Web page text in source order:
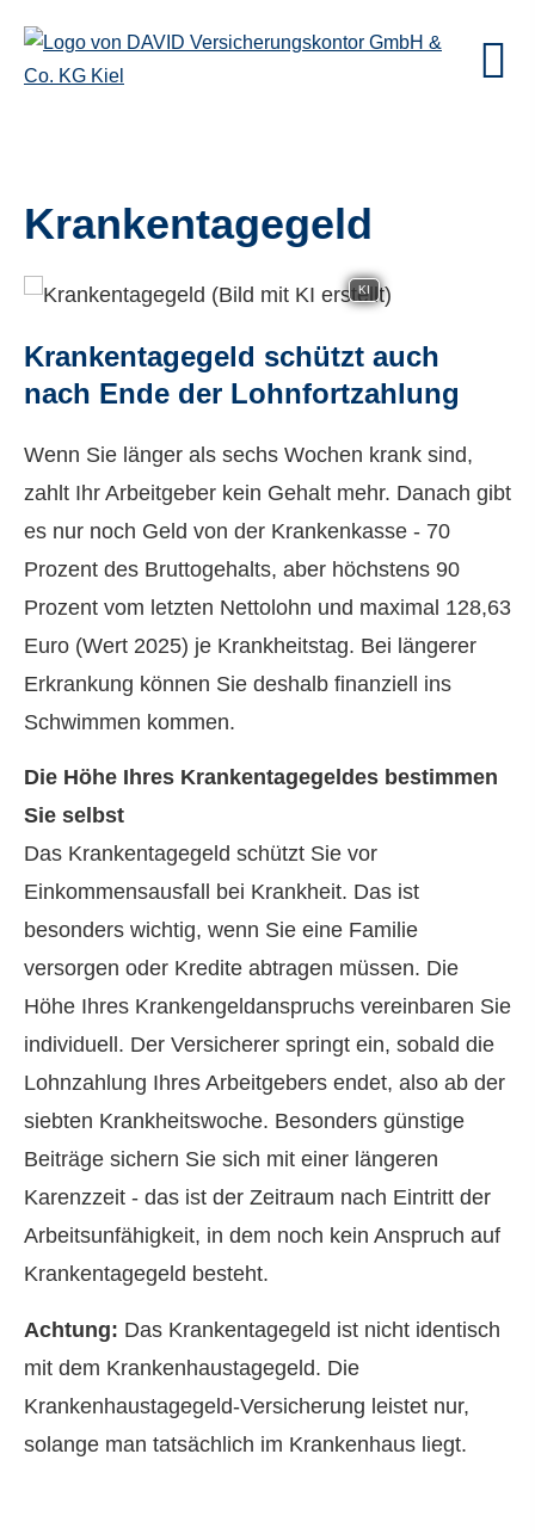
Krankentagegeld
KI
Krankentagegeld schützt auch
nach Ende der Lohnfortzahlung
Wenn Sie länger als sechs Wochen krank sind,
zahlt Ihr Arbeitgeber kein Gehalt mehr. Danach gibt
es nur noch Geld von der Krankenkasse - 70
Prozent des Bruttogehalts, aber höchstens 90
Prozent vom letzten Nettolohn und maximal 128,63
Euro (Wert 2025) je Krankheitstag. Bei längerer
Erkrankung können Sie deshalb finanziell ins
Schwimmen kommen.
Die Höhe Ihres Krankentagegeldes bestimmen
Sie selbst
Das Krankentagegeld schützt Sie vor
Einkommensausfall bei Krankheit. Das ist
besonders wichtig, wenn Sie eine Familie
versorgen oder Kredite abtragen müssen. Die
Höhe Ihres Krankengeldanspruchs vereinbaren Sie
individuell. Der Versicherer springt ein, sobald die
Lohnzahlung Ihres Arbeitgebers endet, also ab der
siebten Krankheitswoche. Besonders günstige
Beiträge sichern Sie sich mit einer längeren
Karenzzeit - das ist der Zeitraum nach Eintritt der
Arbeitsunfähigkeit, in dem noch kein Anspruch auf
Krankentagegeld besteht.
Achtung: Das Krankentagegeld ist nicht identisch
mit dem Krankenhaustagegeld. Die
Krankenhaustagegeld-Versicherung leistet nur,
solange man tatsächlich im Krankenhaus liegt.